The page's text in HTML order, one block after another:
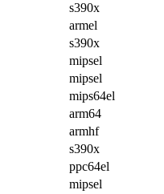
s390x
armel
s390x
mipsel
mipsel
mips64el
arm64
armhf
s390x
ppc64el
mipsel